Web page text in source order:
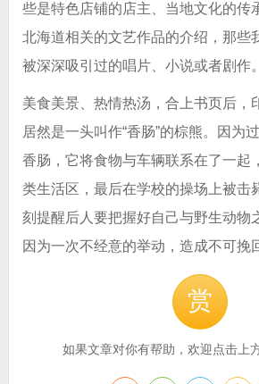
些是特色店铺的店主、当地文化的传
北海道相关的文艺作品的介绍，那些
被深深吸引过的唱片、小说或者剧作。
美食美景、热情热汤，合上书页后，
居然是一头叫作“香肠”的棕熊。因为
香肠，它将食物与车辆联系在了一起
类生活区，最后在学校的操场上被击
刻提醒后人要把握好自己与野生动物
因为一次不经意的举动，造成不可挽
赏
如果文章对你有帮助，欢迎点击上